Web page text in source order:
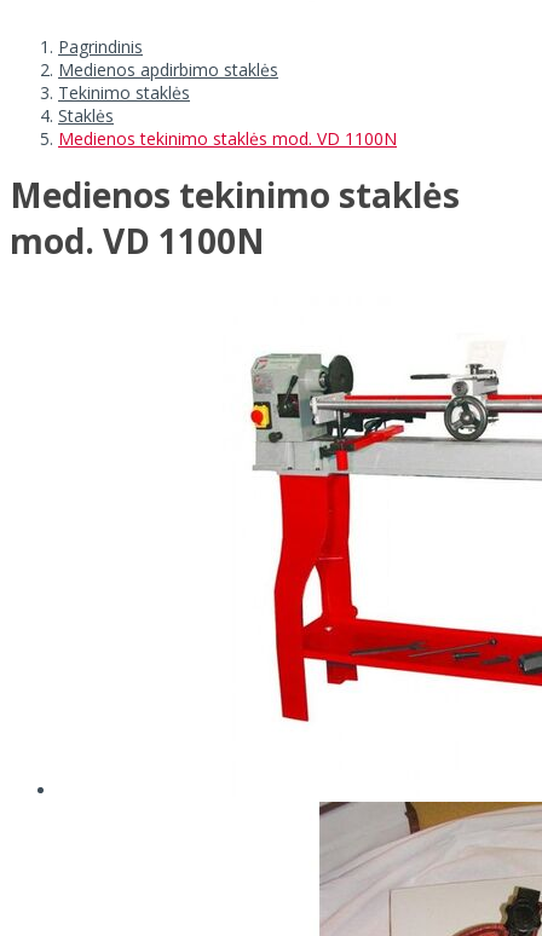
Pagrindinis
Medienos apdirbimo staklės
Tekinimo staklės
Staklės
Medienos tekinimo staklės mod. VD 1100N
Medienos tekinimo staklės
mod. VD 1100N